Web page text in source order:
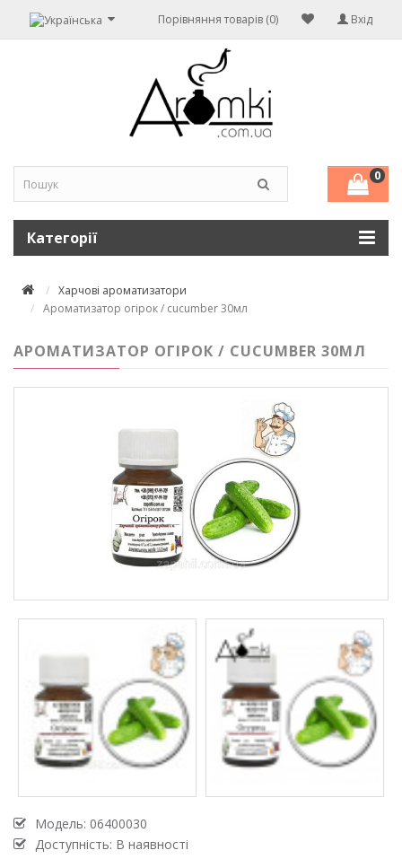
Вхід
Порівняння товарів (0)
0
Категорії
Харчові ароматизатори
Ароматизатор огірок / cucumber 30мл
АРОМАТИЗАТОР ОГІРОК / CUCUMBER 30МЛ
Модель: 06400030
Доступність: В наявності